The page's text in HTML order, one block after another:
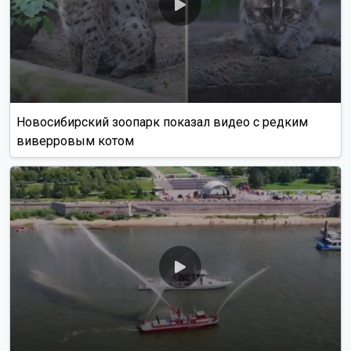
Новосибирский зоопарк показал видео с редким
виверровым котом